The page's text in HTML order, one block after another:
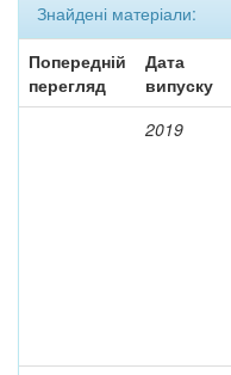
Знайдені матеріали:
Попередній
перегляд
Дата
випуску
2019